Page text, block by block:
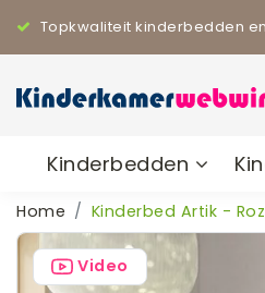
Topkwaliteit kinderbedden
Kinderbedden
Home Kinderbed Artik -
Video